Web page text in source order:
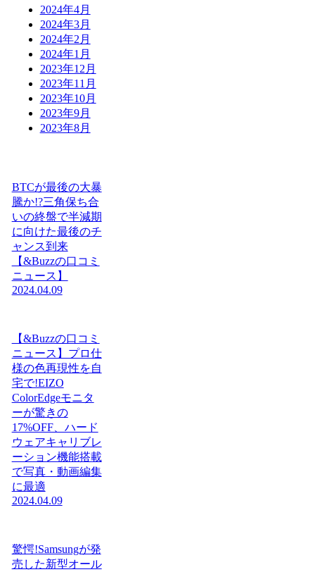
2024年4月
2024年3月
2024年2月
2024年1月
2023年12月
2023年11月
2023年10月
2023年9月
2023年8月
BTCが最後の大暴
騰か!?三角保ち合
いの終盤で半減期
に向けた最後のチ
ャンス到来
【&Buzzの口コミ
ニュース】
2024.04.09
【&Buzzの口コミ
ニュース】プロ仕
様の色再現性を自
宅で!EIZO
ColorEdgeモニタ
ーが驚きの
17%OFF、ハード
ウェアキャリブレ
ーション機能搭載
で写真・動画編集
に最適
2024.04.09
驚愕!Samsungが発
売した新型オール